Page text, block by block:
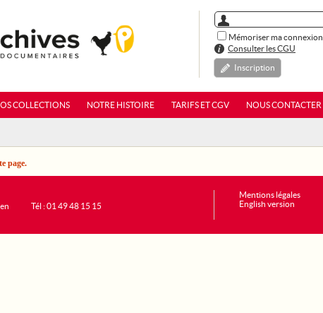
Mémoriser ma connexion
Consulter les CGU
Inscription
COLLECTIONS NOTRE HISTOIRE TARIFS ET CGV NOUS CONTACTER
page.
Tél : 01 49 48 15 15
Mentions légales
English version